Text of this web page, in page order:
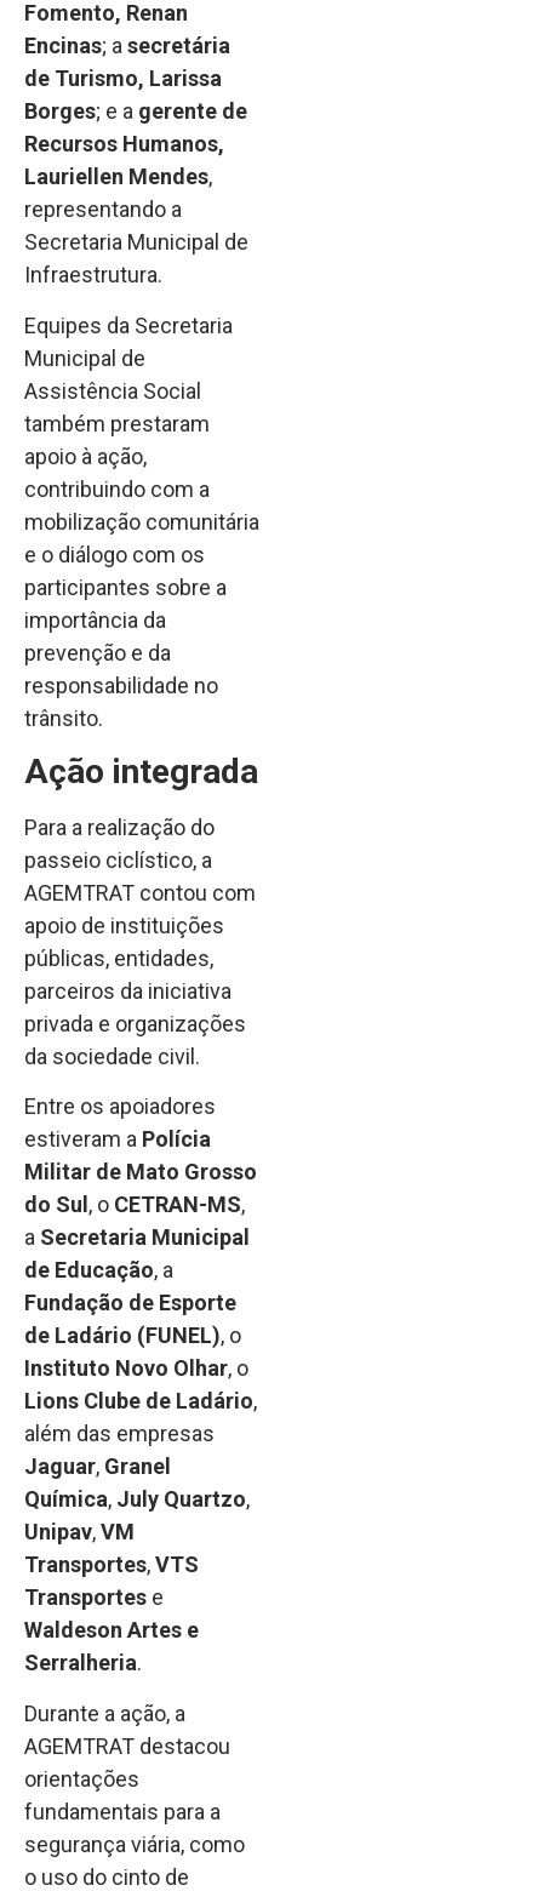
Fomento, Renan
Encinas; a secretária
de Turismo, Larissa
Borges; e a gerente de
Recursos Humanos,
Lauriellen Mendes,
representando a
Secretaria Municipal de
Infraestrutura.
Equipes da Secretaria
Municipal de
Assistência Social
também prestaram
apoio à ação,
contribuindo com a
mobilização comunitária
e o diálogo com os
participantes sobre a
importância da
prevenção e da
responsabilidade no
trânsito.
Ação integrada
Para a realização do
passeio ciclístico, a
AGEMTRAT contou com
apoio de instituições
públicas, entidades,
parceiros da iniciativa
privada e organizações
da sociedade civil.
Entre os apoiadores
estiveram a Polícia
Militar de Mato Grosso
do Sul , o CETRAN-MS,
a Secretaria Municipal
de Educação, a
Fundação de Esporte
de Ladário (FUNEL), o
Instituto Novo Olhar, o
Lions Clube de Ladário,
além das empresas
Jaguar, Granel
Química, July Quartzo,
Unipav,VM
Transportes,VTS
Transportes e
Waldeson Artes e
Serralheria.
Durante a ação, a
AGEMTRAT destacou
orientações
fundamentais para a
segurança viária, como
o uso do cinto de